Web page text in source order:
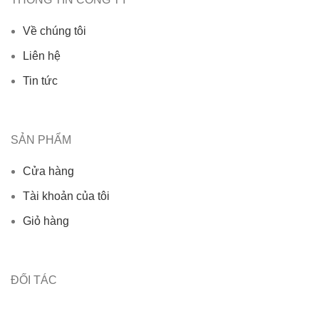
Về chúng tôi
Liên hệ
Tin tức
SẢN PHẨM
Cửa hàng
Tài khoản của tôi
Giỏ hàng
ĐỐI TÁC